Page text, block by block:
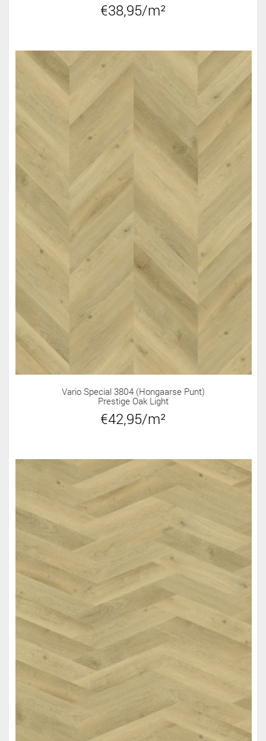
€38,95/m²
Vario Special 3804 (Hongaarse Punt)
Prestige Oak Light
€42,95/m²